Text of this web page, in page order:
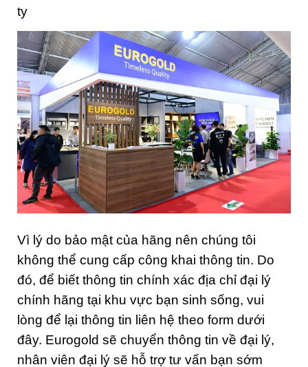
ty
Vì lý do bảo mật của hãng nên chúng tôi
không thể cung cấp công khai thông tin. Do
đó, để biết thông tin chính xác địa chỉ đại lý
chính hãng tại khu vực bạn sinh sống, vui
lòng để lại thông tin liên hệ theo form dưới
đây. Eurogold sẽ chuyển thông tin về đại lý,
nhân viên đại lý sẽ hỗ trợ tư vấn bạn sớm